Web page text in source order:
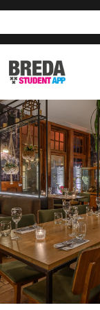
| GoodMood
FAQ!
Breda
Student